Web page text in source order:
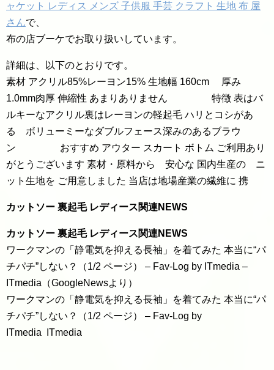
ャケット レディス メンズ 子供服 手芸 クラフト 生地 布 屋
さんで、
布の店ブーケでお取り扱いしています。
詳細は、以下のとおりです。
素材 アクリル85%レーヨン15% 生地幅 160cm 厚み
1.0mm肉厚 伸縮性 あまりありません 特徴 表はバ
ルキーなアクリル裏はレーヨンの軽起毛 ハリとコシがあ
る ボリューミーなダブルフェース深みのあるブラウ
ン おすすめ アウター スカート ボトム ご利用あり
がとうございます 素材・原料から 安心な 国内生産の ニ
ット生地を ご用意しました 当店は地場産業の繊維に 携
カットソー 裏起毛 レディース関連NEWS
カットソー 裏起毛 レディース関連NEWS
ワークマンの「静電気を抑える長袖」を着てみた 本当に“パ
チパチ”しない？（1/2 ページ） – Fav-Log by ITmedia –
ITmedia（GoogleNewsより）
ワークマンの「静電気を抑える長袖」を着てみた 本当に“パ
チパチ”しない？（1/2 ページ） – Fav-Log by
ITmedia ITmedia